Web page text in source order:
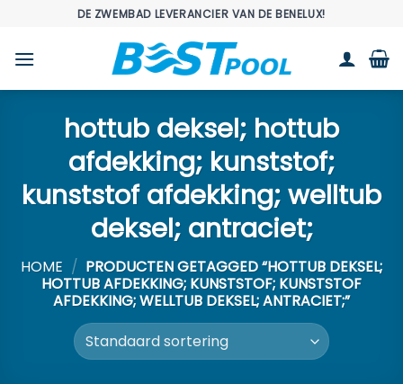
inhoud
DE ZWEMBAD LEVERANCIER VAN DE BENELUX!
hottub deksel; hottub
afdekking; kunststof;
kunststof afdekking; welltub
deksel; antraciet;
HOME / PRODUCTEN GETAGGED “HOTTUB DEKSEL;
HOTTUB AFDEKKING; KUNSTSTOF; KUNSTSTOF
AFDEKKING; WELLTUB DEKSEL; ANTRACIET;”